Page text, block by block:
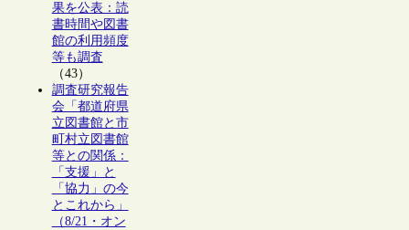
果を公表：読
書時間や図書
館の利用頻度
等も調査
（43）
調査研究報告
会「都道府県
立図書館と市
町村立図書館
等との関係：
「支援」と
「協力」の今
とこれから」
（8/21・オン